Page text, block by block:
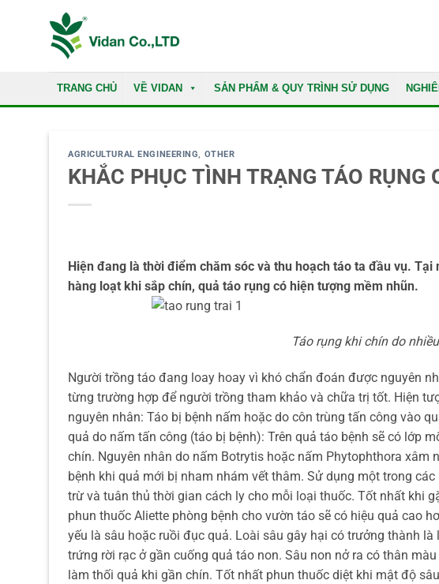
TRANG CHỦ VỀ VIDAN SẢN PHẨM & QUY TRÌNH SỬ DỤNG
AGRICULTURAL ENGINEERING, OTHER
KHẮC PHỤC TÌNH TRẠNG TÁO RỤNG
Hiện đang là thời điểm chăm sóc và thu hoạch táo ta đầu vụ.
hàng loạt khi sắp chín, quả táo rụng có hiện tượng mềm nhũn.
Táo rụng khi chín do
Người trồng táo đang loay hoay vì khó chẩn đoán được nguyên
từng trường hợp để người trồng tham khảo và chữa trị tốt. Hiện
nguyên nhân: Táo bị bệnh nấm hoặc do côn trùng tấn công vào
quả do nấm tấn công (táo bị bệnh): Trên quả táo bệnh sẽ có lớp
chín. Nguyên nhân do nấm Botrytis hoặc nấm Phytophthora xâm
bệnh khi quả mới bị nham nhám vết thâm. Sử dụng một trong
trừ và tuân thủ thời gian cách ly cho mỗi loại thuốc. Tốt nhất khi
phun thuốc Aliette phòng bệnh cho vườn táo sẽ có hiệu quả cao
yếu là sâu hoặc ruồi đục quả. Loài sâu gây hại có trưởng thành
trứng rời rạc ở gần cuống quả táo non. Sâu non nở ra có thân
làm thối quả khi gần chín. Tốt nhất phun thuốc diệt khi mật độ